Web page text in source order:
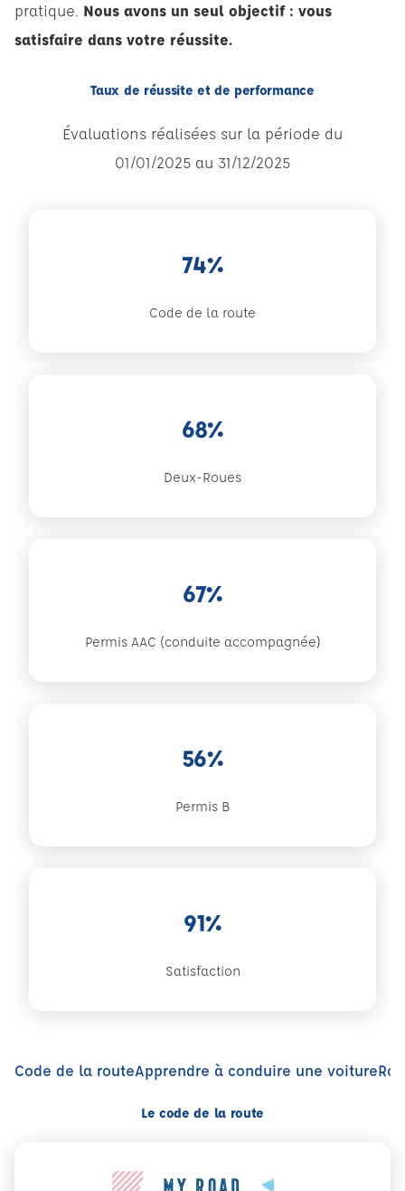
pratique. Nous avons un seul objectif : vous
satisfaire dans votre réussite.
Taux de réussite et de performance
Évaluations réalisées sur la période du
01/01/2025 au 31/12/2025
74%
Code de la route
68%
Deux-Roues
67%
Permis AAC (conduite accompagnée)
56%
Permis B
91%
Satisfaction
Code de la routeApprendre à conduire une voiture
Le code de la route